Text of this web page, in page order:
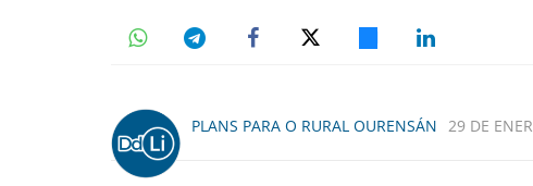
PLANS PARA O RURAL OURENSÁN 29 DE